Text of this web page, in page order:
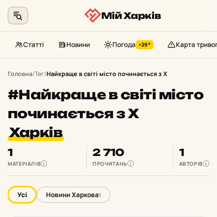
Мій Харків
Статті Новини Погода +29° Карта
Головна/Тег/Найкраще в світі місто починається з Х
#Найкраще в світі місто
починається з Х
Харків
1
МАТЕРІАЛІВ i
2 710
ПРОЧИТАНЬ i
1
АВТОРІВ i
Усі Новини Харкова1